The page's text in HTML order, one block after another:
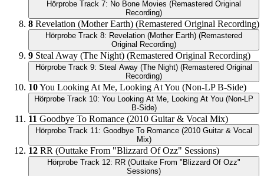
Hörprobe Track 7: No Bone Movies (Remastered Original
Recording)
8 Revelation (Mother Earth) (Remastered Original Recording)
Hörprobe Track 8: Revelation (Mother Earth) (Remastered
Original Recording)
9 Steal Away (The Night) (Remastered Original Recording)
Hörprobe Track 9: Steal Away (The Night) (Remastered Original
Recording)
10You Looking At Me, Looking At You (Non-LP B-Side)
Hörprobe Track 10: You Looking At Me, Looking At You (Non-LP
B-Side)
11 Goodbye To Romance (2010 Guitar & Vocal Mix)
Hörprobe Track 11: Goodbye To Romance (2010 Guitar & Vocal
Mix)
12 RR (Outtake From "Blizzard Of Ozz" Sessions)
Hörprobe Track 12: RR (Outtake From "Blizzard Of Ozz"
Sessions)